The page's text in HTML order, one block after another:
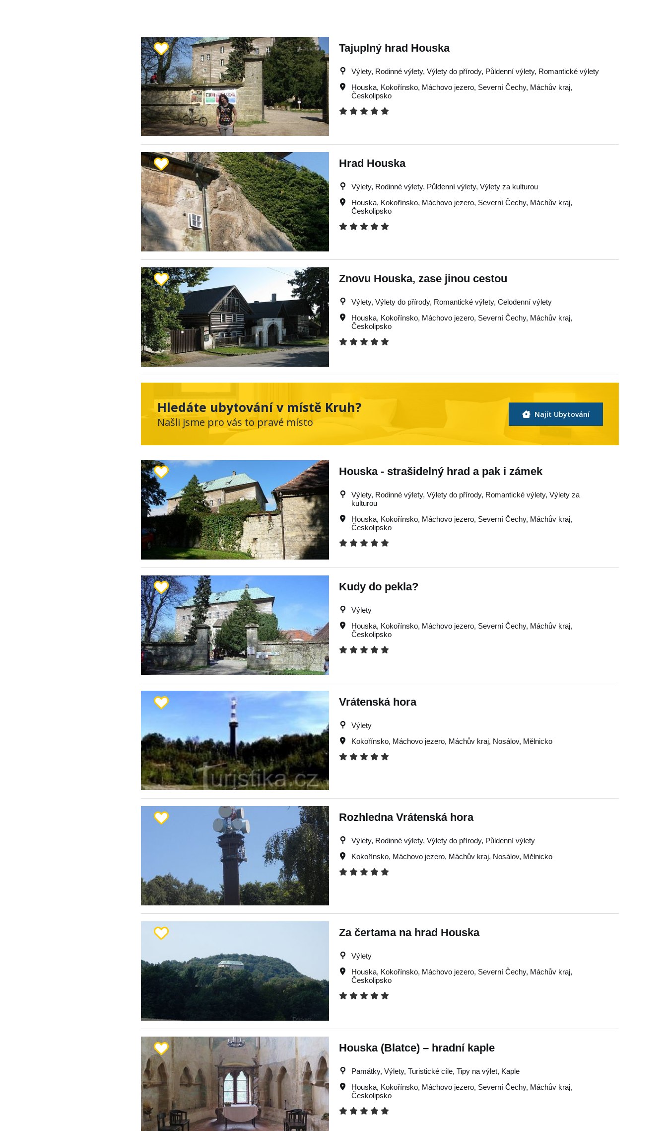
Tajuplný hrad Houska
Výlety, Rodinné výlety, Výlety do přírody, Půldenní výlety, Romantické výlety
Houska, Kokořínsko, Máchovo jezero, Severní Čechy, Máchův kraj,
Českolipsko
Hrad Houska
Výlety, Rodinné výlety, Půldenní výlety, Výlety za kulturou
Houska, Kokořínsko, Máchovo jezero, Severní Čechy, Máchův kraj,
Českolipsko
Znovu Houska, zase jinou cestou
Výlety, Výlety do přírody, Romantické výlety, Celodenní výlety
Houska, Kokořínsko, Máchovo jezero, Severní Čechy, Máchův kraj,
Českolipsko
Hledáte ubytování v místě Kruh?
Našli jsme pro vás to pravé místo
Najít Ubytování
Houska - strašidelný hrad a pak i zámek
Výlety, Rodinné výlety, Výlety do přírody, Romantické výlety, Výlety za
kulturou
Houska, Kokořínsko, Máchovo jezero, Severní Čechy, Máchův kraj,
Českolipsko
Kudy do pekla?
Výlety
Houska, Kokořínsko, Máchovo jezero, Severní Čechy, Máchův kraj,
Českolipsko
Vrátenská hora
Výlety
Kokořínsko, Máchovo jezero, Máchův kraj, Nosálov, Mělnicko
Rozhledna Vrátenská hora
Výlety, Rodinné výlety, Výlety do přírody, Půldenní výlety
Kokořínsko, Máchovo jezero, Máchův kraj, Nosálov, Mělnicko
Za čertama na hrad Houska
Výlety
Houska, Kokořínsko, Máchovo jezero, Severní Čechy, Máchův kraj,
Českolipsko
Houska (Blatce) – hradní kaple
Památky, Výlety, Turistické cíle, Tipy na výlet, Kaple
Houska, Kokořínsko, Máchovo jezero, Severní Čechy, Máchův kraj,
Českolipsko